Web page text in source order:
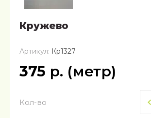
Кружево
Артикул: Кр1327
375 р. (метр)
Кол-во